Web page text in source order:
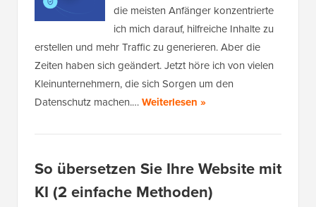
die meisten Anfänger konzentrierte
ich mich darauf, hilfreiche Inhalte zu
erstellen und mehr Traffic zu generieren. Aber die
Zeiten haben sich geändert. Jetzt höre ich von vielen
Kleinunternehmern, die sich Sorgen um den
Datenschutz machen.…Weiterlesen »
So übersetzen Sie Ihre Website mit
KI (2 einfache Methoden)